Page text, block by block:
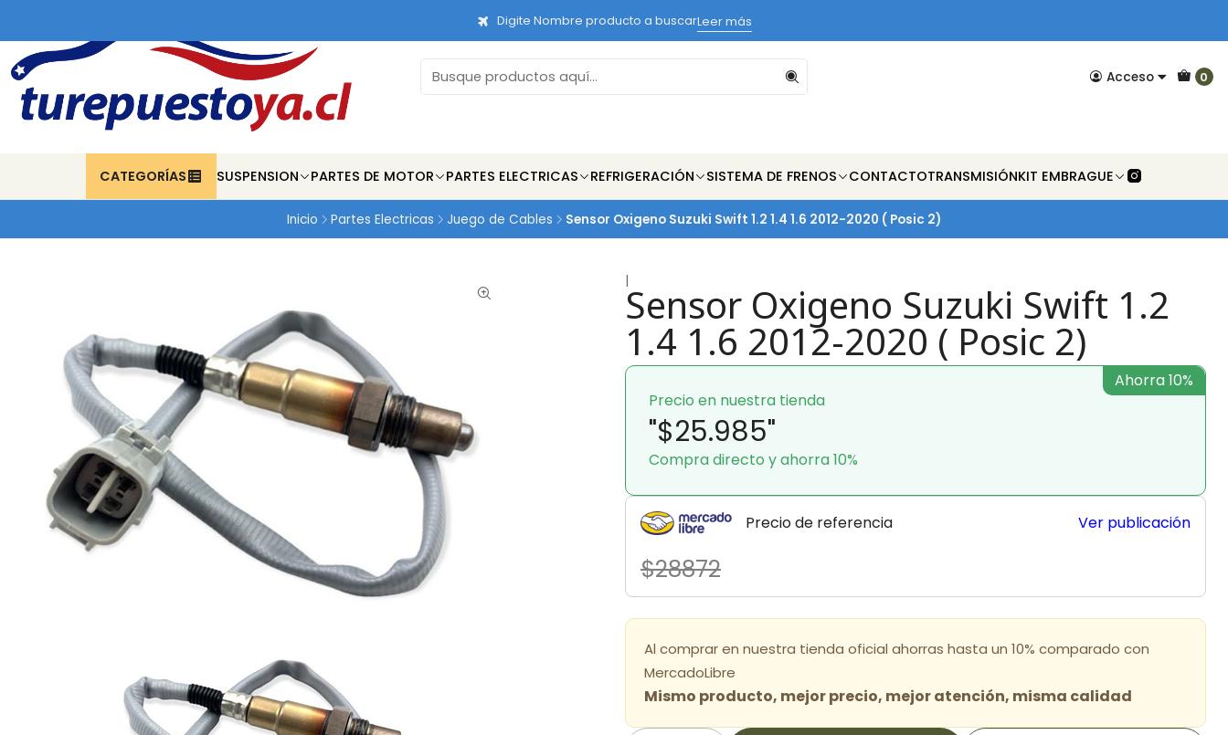
Acceso 0
CATEGORÍAS SUSPENSION PARTES DE MOTOR PARTES ELECTRICAS REFRIGERACIÓN SISTEMA DE FRENOS CONTACTOTRANSMISIÓNKIT EMBRAGUE
Digite Nombre producto a buscarLeer más
Inicio Partes Electricas Juego de Cables Sensor Oxigeno Suzuki Swift 1.2 1.4 1.6 2012-2020 ( Posic 2)
|Sensor Oxigeno Suzuki Swift 1.2
1.4 1.6 2012-2020 ( Posic 2)
Precio en nuestra tienda
"$25.985"
Compra directo y ahorra 10%
Ahorra 10%
Precio de referencia
$28872
Ver publicación
Al comprar en nuestra tienda oficial ahorras hasta un 10% comparado con
MercadoLibre
Mismo producto, mejor precio, mejor atención, misma calidad